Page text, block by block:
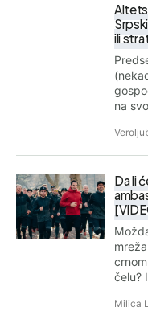
ili
na
Da li
čelu?
Milica